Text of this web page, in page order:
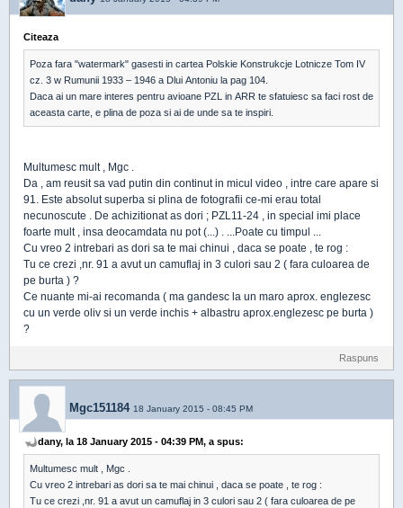
Citeaza
Poza fara "watermark" gasesti in cartea Polskie Konstrukcje Lotnicze Tom IV
cz. 3 w Rumunii 1933 – 1946 a Dlui Antoniu la pag 104.
Daca ai un mare interes pentru avioane PZL in ARR te sfatuiesc sa faci rost de
aceasta carte, e plina de poza si ai de unde sa te inspiri.
Multumesc mult , Mgc .
Da , am reusit sa vad putin din continut in micul video , intre care apare si
91. Este absolut superba si plina de fotografii ce-mi erau total
necunoscute . De achizitionat as dori ; PZL11-24 , in special imi place
foarte mult , insa deocamdata nu pot (...) . ...Poate cu timpul ...
Cu vreo 2 intrebari as dori sa te mai chinui , daca se poate , te rog :
Tu ce crezi ,nr. 91 a avut un camuflaj in 3 culori sau 2 ( fara culoarea de
pe burta ) ?
Ce nuante mi-ai recomanda ( ma gandesc la un maro aprox. englezesc
cu un verde oliv si un verde inchis + albastru aprox.englezesc pe burta )
?
Raspuns
Mgc151184 18 January 2015 - 08:45 PM
dany, la 18 January 2015 - 04:39 PM, a spus:
Multumesc mult , Mgc .
Cu vreo 2 intrebari as dori sa te mai chinui , daca se poate , te rog :
Tu ce crezi ,nr. 91 a avut un camuflaj in 3 culori sau 2 ( fara culoarea de pe